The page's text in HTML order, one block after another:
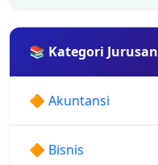
📚 Kategori Jurusan
🔶 Akuntansi
🔶 Bisnis